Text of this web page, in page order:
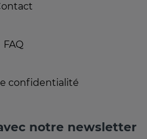
FAQ
confidentialité
notre newsletter